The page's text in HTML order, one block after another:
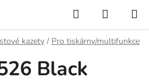
Hledat
KOŠÍK
kazety / Pro tiskárny/multifunkce
Black